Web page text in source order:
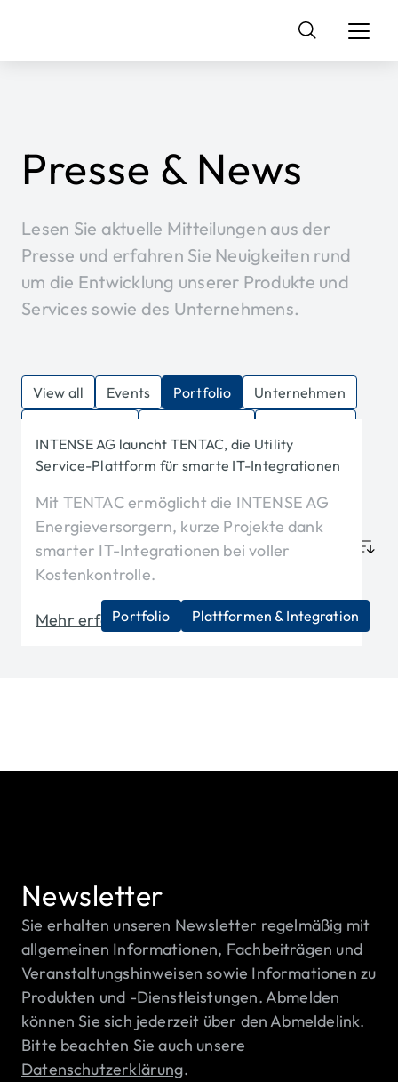
Suchen
nach:
Presse & News
Lesen Sie aktuelle Mitteilungen aus der
Presse und erfahren Sie Neuigkeiten rund
um die Entwicklung unserer Produkte und
Services sowie des Unternehmens.
View all Events Portfolio
Unternehmen
Nachhaltigkeit
Plattformen & Integration
SAP for Utilities
Transformation & Migration
INTENSE AG launcht TENTAC, die Utility
Service-Plattform für smarte IT-Integrationen
Mit TENTAC ermöglicht die INTENSE AG
Energieversorgern, kurze Projekte dank
smarter IT-Integrationen bei voller
Kostenkontrolle.
Mehr erfahren
Portfolio Plattformen & Integration
Newsletter
Sie erhalten unseren Newsletter regelmäßig mit
allgemeinen Informationen, Fachbeiträgen und
Veranstaltungshinweisen sowie Informationen zu
Produkten und -Dienstleistungen. Abmelden
können Sie sich jederzeit über den Abmeldelink.
Bitte beachten Sie auch unsere
Datenschutzerklärung.